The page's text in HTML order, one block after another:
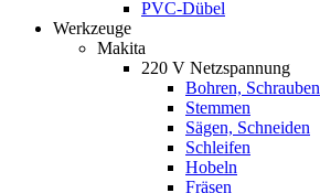
PVC-Dübel
Werkzeuge
Makita
220 V Netzspannung
Bohren, Schrauben
Stemmen
Sägen, Schneiden
Schleifen
Hobeln
Fräsen